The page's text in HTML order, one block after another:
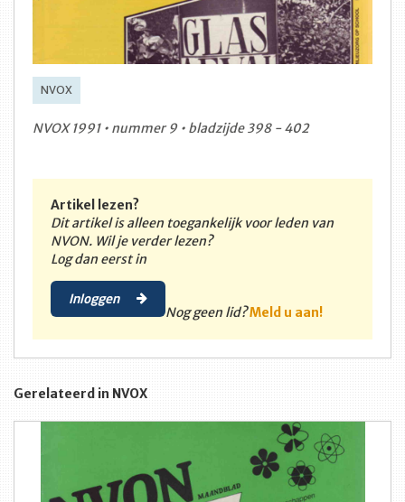
NVOX
NVOX 1991 • nummer 9 • bladzijde 398 - 402
Artikel lezen?
Dit artikel is alleen toegankelijk voor leden van
NVON. Wil je verder lezen?
Log dan eerst in
Inloggen
Nog geen lid?Meld u aan!
Gerelateerd in NVOX